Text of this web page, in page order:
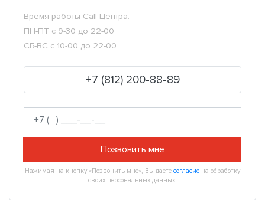
Время работы Call Центра:
ПН-ПТ с 9-30 до 22-00
СБ-ВС с 10-00 до 22-00
+7 (812) 200-88-89
Позвонить мне
Нажимая на кнопку «Позвонить мне», Вы даете согласие на обработку
своих персональных данных.